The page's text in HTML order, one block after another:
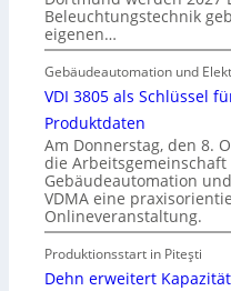
r
E
l
e
t
r
o
m
o
b
i
Beleuchtungstechnik
eigenen…
Gebäudeautomation und
VDI 3805 als Schlüssel
Produktdaten
Am Donnerstag, den 8.
die Arbeitsgemeinschaft
Gebäudeautomation
VDMA eine
Onlineveranstaltung.
Produktionsstart in Piteşti
Dehn erweitert